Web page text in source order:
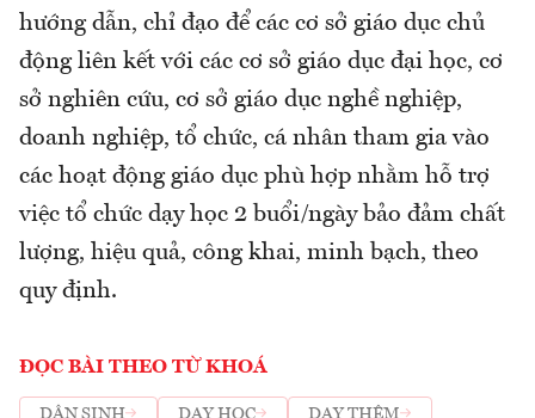
hướng dẫn, chỉ đạo để các cơ sở giáo dục chủ
động liên kết với các cơ sở giáo dục đại học, cơ
sở nghiên cứu, cơ sở giáo dục nghề nghiệp,
doanh nghiệp, tổ chức, cá nhân tham gia vào
các hoạt động giáo dục phù hợp nhằm hỗ trợ
việc tổ chức dạy học 2 buổi/ngày bảo đảm chất
lượng, hiệu quả, công khai, minh bạch, theo
quy định.
ĐỌC BÀI THEO TỪ KHOÁ
DÂN SINH DẠY HỌC
DẠY THÊM